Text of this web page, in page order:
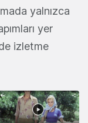
yalnızca
yer
izletme